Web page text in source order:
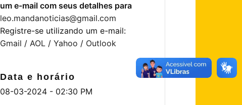
um e-mail com seus detalhes para
leo.mandanoticias@gmail.com
Registre-se utilizando um e-mail:
Gmail / AOL / Yahoo / Outlook
Data e horário
08-03-2024 - 02:30 PM